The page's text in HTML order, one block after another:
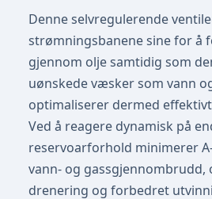
Denne selvregulerende
strømningsbanene sine for å
gjennom olje samtidig som
uønskede væsker som vann
optimaliserer dermed
Ved å reagere dynamisk på
reservoarforhold minimerer
vann- og gassgjennombrudd,
drenering og forbedret